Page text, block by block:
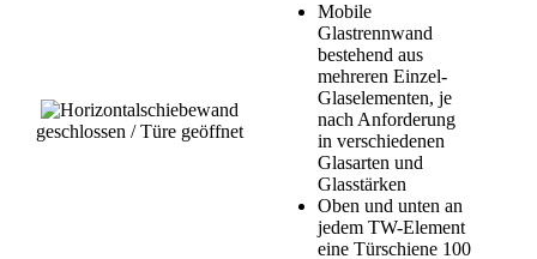
geschlossen / Türe geöffnet
Mobile
Glastrennwand
bestehend aus
mehreren Einzel-
Glaselementen, je
nach Anforderung
in verschiedenen
Glasarten und
Glasstärken
Oben und unten an
jedem TW-Element
eine Türschiene 100